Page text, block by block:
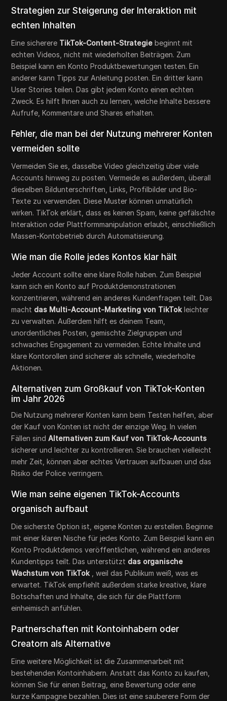
Strategien zur Steigerung der Interaktion mit
echten Inhalten
Eine sicherere TikTok-Content-Strategie beginnt mit
echten Videos, nicht mit wiederholten Beiträgen. Zum
Beispiel kann ein Konto Produktbewertungen testen. Ein
anderer kann Tipps zur Anleitung posten. Ein dritter kann
User Stories teilen. Das gibt jedem Konto einen echten
Zweck. Es hilft Ihnen auch zu lernen, welche Inhalte bessere
Aufrufe, Kommentare und Shares erhalten.
Fehler, die man bei der Nutzung mehrerer Konten
vermeiden sollte
Vermeiden Sie es, dasselbe Video gleichzeitig über viele
Accounts hinweg zu posten. Vermeide es außerdem, überall
dieselben Bildunterschriften, Links, Profilbilder und Bio-
Texte zu verwenden. Diese Muster können unnatürlich
wirken. TikTok erklärt, dass es keinen Spam, keine gefälschte
Interaktion oder Plattformmanipulation erlaubt, einschließlich
Massen-Kontobetrieb durch Automatisierung.
Wie man die Rolle jedes Kontos klar hält
Jeder Account sollte eine klare Rolle haben. Zum Beispiel
kann sich ein Konto auf Produktdemonstrationen
konzentrieren, während ein anderes Kundenfragen teilt. Das
macht das Multi-Account-Marketing von TikTok leichter
zu verwalten. Außerdem hilft es deinem Team,
unordentliches Posten, gemischte Zielgruppen und
schwaches Engagement zu vermeiden. Echte Inhalte und
klare Kontorollen sind sicherer als schnelle, wiederholte
Aktionen.
Alternativen zum Großkauf von TikTok-Konten
im Jahr 2026
Die Nutzung mehrerer Konten kann beim Testen helfen, aber
der Kauf von Konten ist nicht der einzige Weg. In vielen
Fällen sindAlternativen zum Kauf von TikTok-Accounts
sicherer und leichter zu kontrollieren. Sie brauchen vielleicht
mehr Zeit, können aber echtes Vertrauen aufbauen und das
Risiko der Police verringern.
Wie man seine eigenen TikTok-Accounts
organisch aufbaut
Die sicherste Option ist, eigene Konten zu erstellen. Beginne
mit einer klaren Nische für jedes Konto. Zum Beispiel kann ein
Konto Produktdemos veröffentlichen, während ein anderes
Kundentipps teilt. Das unterstützt das organische
Wachstum von TikTok , weil das Publikum weiß, was es
erwartet. TikTok empfiehlt außerdem starke kreative, klare
Botschaften und Inhalte, die sich für die Plattform
einheimisch anfühlen.
Partnerschaften mit Kontoinhabern oder
Creatorn als Alternative
Eine weitere Möglichkeit ist die Zusammenarbeit mit
bestehenden Kontoinhabern. Anstatt das Konto zu kaufen,
können Sie für einen Beitrag, eine Bewertung oder eine
kurze Kampagne bezahlen. Dies ist eine sauberere Form der